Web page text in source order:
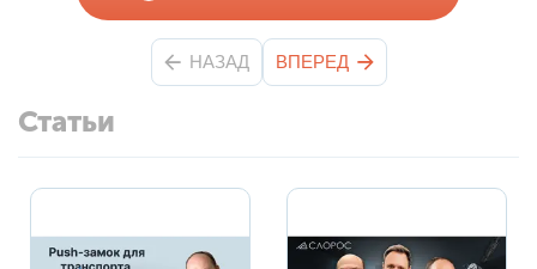
НАЗАД ВПЕРЕД
Статьи